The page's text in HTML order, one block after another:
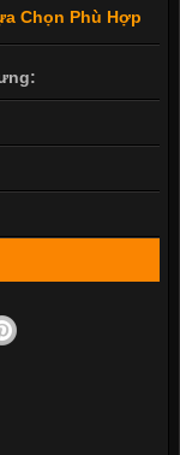
Chọn Phù Hợp